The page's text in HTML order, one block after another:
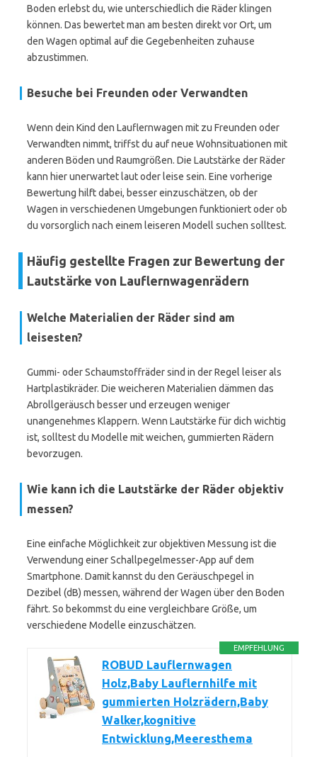
Boden erlebst du, wie unterschiedlich die Räder klingen
können. Das bewertet man am besten direkt vor Ort, um
den Wagen optimal auf die Gegebenheiten zuhause
abzustimmen.
Besuche bei Freunden oder Verwandten
Wenn dein Kind den Lauflernwagen mit zu Freunden oder
Verwandten nimmt, triffst du auf neue Wohnsituationen mit
anderen Böden und Raumgrößen. Die Lautstärke der Räder
kann hier unerwartet laut oder leise sein. Eine vorherige
Bewertung hilft dabei, besser einzuschätzen, ob der
Wagen in verschiedenen Umgebungen funktioniert oder ob
du vorsorglich nach einem leiseren Modell suchen solltest.
Häufig gestellte Fragen zur Bewertung der
Lautstärke von Lauflernwagenrädern
Welche Materialien der Räder sind am
leisesten?
Gummi- oder Schaumstoffräder sind in der Regel leiser als
Hartplastikräder. Die weicheren Materialien dämmen das
Abrollgeräusch besser und erzeugen weniger
unangenehmes Klappern. Wenn Lautstärke für dich wichtig
ist, solltest du Modelle mit weichen, gummierten Rädern
bevorzugen.
Wie kann ich die Lautstärke der Räder objektiv
messen?
Eine einfache Möglichkeit zur objektiven Messung ist die
Verwendung einer Schallpegelmesser-App auf dem
Smartphone. Damit kannst du den Geräuschpegel in
Dezibel (dB) messen, während der Wagen über den Boden
fährt. So bekommst du eine vergleichbare Größe, um
verschiedene Modelle einzuschätzen.
EMPFEHLUNG
ROBUD Lauflernwagen
Holz,Baby Lauflernhilfe mit
gummierten Holzrädern,Baby
Walker,kognitive
Entwicklung,Meeresthema